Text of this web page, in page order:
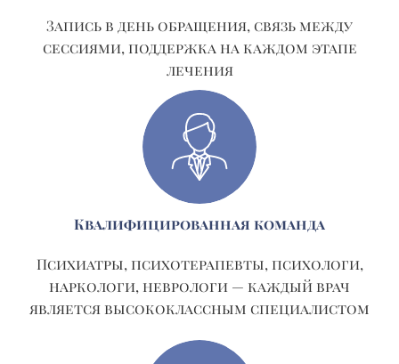
Запись в день обращения, связь между
сессиями, поддержка на каждом этапе
лечения
Квалифицированная команда
Психиатры, психотерапевты, психологи,
наркологи, неврологи — каждый врач
является высококлассным специалистом